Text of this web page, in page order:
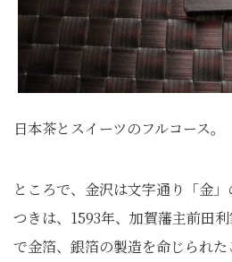
日本茶とスイーツのフルコース。
ところで、金沢は文字通り「金
つきは、1593年、加賀藩主前田
で金箔、銀箔の製造を命じられ